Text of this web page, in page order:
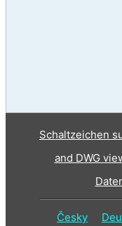
Schaltzeichen
and DWG
Česky